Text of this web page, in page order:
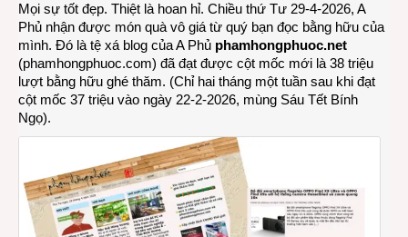
38
Mọi sự tốt đẹp. Thiệt là hoan hỉ. Chiều thứ Tư 29-4-2026, A
Phủ nhận được món quà vô giá từ quý bạn đọc bằng hữu của
mình. Đó là tệ xá blog của A Phủ phamhongphuoc.net
(phamhongphuoc.com) đã đạt được cột mốc mới là 38 triệu
lượt bằng hữu ghé thăm. (Chỉ hai tháng một tuần sau khi đạt
cột mốc 37 triệu vào ngày 22-2-2026, mùng Sáu Tết Bính
Ngọ).